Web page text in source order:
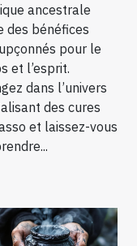
ancestrale
des bénéfices
pour le
et l’esprit.
dans l’univers
des cures
et laissez-vous